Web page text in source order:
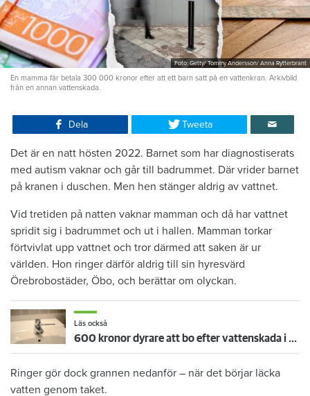
Foto: Getty/ Tommy Andersson/ Anna Rytterbrant
En mamma får betala 300 000 kronor efter att ett barn satt på en vattenkran. Arkivbild
från en annan vattenskada.
Dela Tweeta
Det är en natt hösten 2022. Barnet som har diagnostiserats
med autism vaknar och går till badrummet. Där vrider barnet
på kranen i duschen. Men hen stänger aldrig av vattnet.
Vid tretiden på natten vaknar mamman och då har vattnet
spridit sig i badrummet och ut i hallen. Mamman torkar
förtvivlat upp vattnet och tror därmed att saken är ur
världen. Hon ringer därför aldrig till sin hyresvärd
Örebrobostäder, Öbo, och berättar om olyckan.
Läs också
600 kronor dyrare att bo efter vattenskada i Varberg
Ringer gör dock grannen nedanför – när det börjar läcka
vatten genom taket.